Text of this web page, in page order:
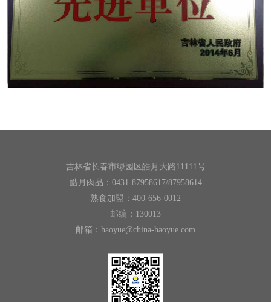
吉林省长春市绿园区皓月大路11111号
皓月肉品：0431-87958617/87958614
熟食加盟：400-656-0012
邮编：130013
邮箱：haoyue@china-haoyue.com